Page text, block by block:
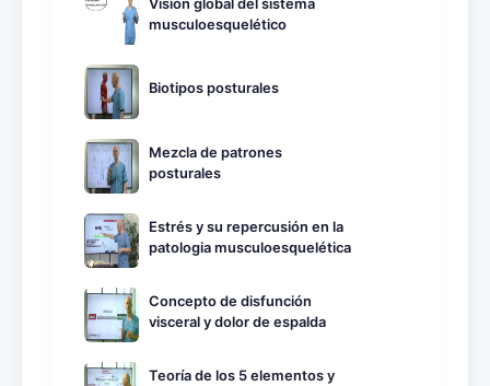
Visión global del sistema
musculoesquelético
Biotipos posturales
Mezcla de patrones
posturales
Estrés y su repercusión en la
patologia musculoesquelética
Concepto de disfunción
visceral y dolor de espalda
Teoría de los 5 elementos y